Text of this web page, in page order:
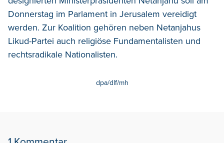
Donnerstag im Parlament in Jerusalem vereidigt
werden. Zur Koalition gehören neben Netanjahus
Likud-Partei auch religiöse Fundamentalisten und
rechtsradikale Nationalisten.
dpa/dlf/mh